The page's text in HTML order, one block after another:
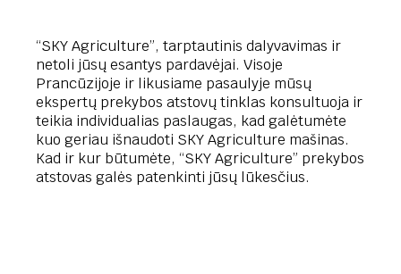
“SKY Agriculture”, tarptautinis dalyvavimas ir
netoli jūsų esantys pardavėjai. Visoje
Prancūzijoje ir likusiame pasaulyje mūsų
ekspertų prekybos atstovų tinklas konsultuoja ir
teikia individualias paslaugas, kad galėtumėte
kuo geriau išnaudoti SKY Agriculture mašinas.
Kad ir kur būtumėte, “SKY Agriculture” prekybos
atstovas galės patenkinti jūsų lūkesčius.